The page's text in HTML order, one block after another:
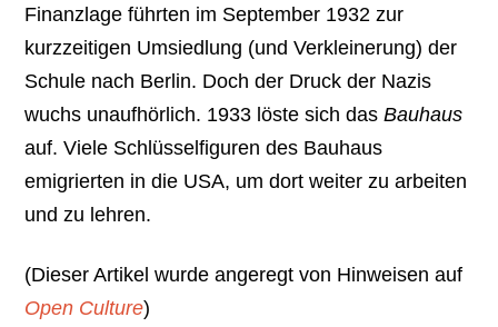
Finanzlage führten im September 1932 zur
kurzzeitigen Umsiedlung (und Verkleinerung) der
Schule nach Berlin. Doch der Druck der Nazis
wuchs unaufhörlich. 1933 löste sich dasBauhaus
auf. Viele Schlüsselfiguren des Bauhaus
emigrierten in die USA, um dort weiter zu arbeiten
und zu lehren.
(Dieser Artikel wurde angeregt von Hinweisen auf
Open Culture)